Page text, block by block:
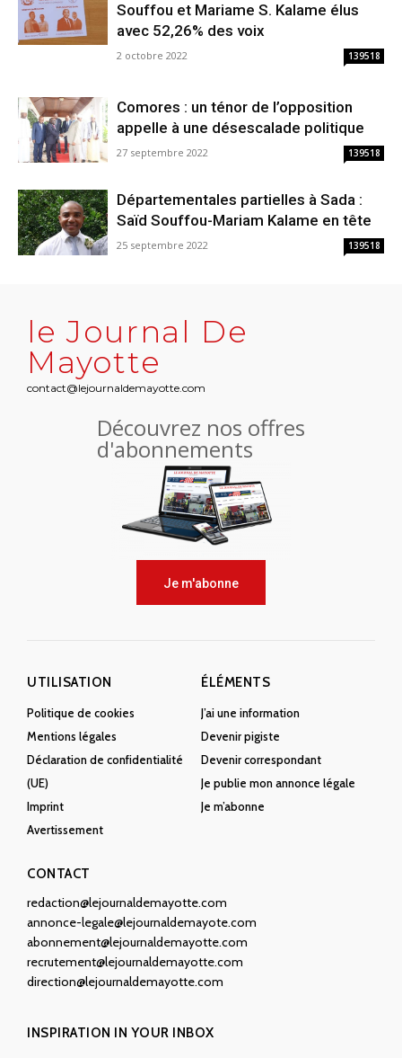
Souffou et Mariame S. Kalame élus
avec 52,26% des voix
2 octobre 2022 139518
Comores : un ténor de l’opposition
appelle à une désescalade politique
27 septembre 2022 139518
Départementales partielles à Sada :
Saïd Souffou-Mariam Kalame en tête
25 septembre 2022 139518
le Journal De
Mayotte
contact@lejournaldemayotte.com
Découvrez nos offres
d'abonnements
Je m'abonne
UTILISATION
Politique de cookies
Mentions légales
Déclaration de confidentialité
(UE)
Imprint
Avertissement
ÉLÉMENTS
J’ai une information
Devenir pigiste
Devenir correspondant
Je publie mon annonce légale
Je m’abonne
CONTACT
redaction@lejournaldemayotte.com
annonce-legale@lejournaldemayote.com
abonnement@lejournaldemayotte.com
recrutement@lejournaldemayotte.com
direction@lejournaldemayotte.com
INSPIRATION IN YOUR INBOX